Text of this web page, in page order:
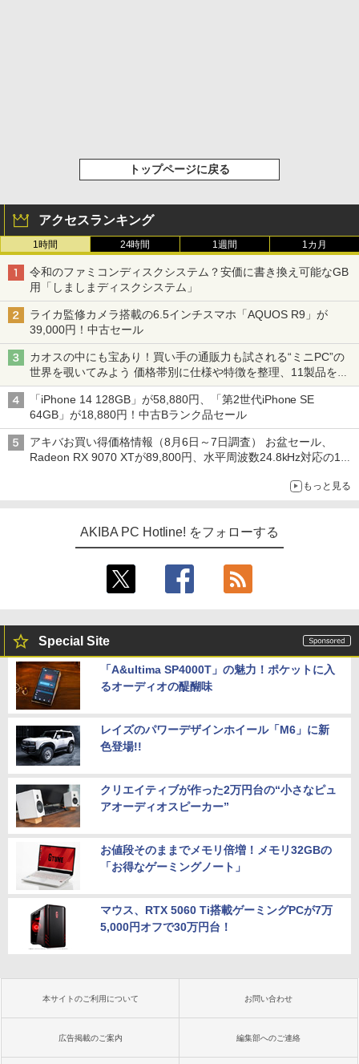
トップページに戻る
アクセスランキング
1時間 24時間 1週間 1カ月
令和のファミコンディスクシステム？安価に書き換え可能なGB
用「しましまディスクシステム」
ライカ監修カメラ搭載の6.5インチスマホ「AQUOS R9」が
39,000円！中古セール
カオスの中にも宝あり！買い手の通販力も試される“ミニPC”の
世界を覗いてみよう 価格帯別に仕様や特徴を整理、11製品をピ
ックアップ text by 石川 ひさよし
「iPhone 14 128GB」が58,880円、「第2世代iPhone SE
64GB」が18,880円！中古Bランク品セール
アキバお買い得価格情報（8月6日～7日調査） お盆セール、
Radeon RX 9070 XTが89,800円、水平周波数24.8kHz対応の17
もっと見る
AKIBA PC Hotline! をフォローする
Special Site
「A&ultima SP4000T」の魅力！ポケットに入
るオーディオの醍醐味
レイズのパワーデザインホイール「M6」に新
色登場!!
クリエイティブが作った2万円台の“小さなピュ
アオーディオスピーカー”
お値段そのままでメモリ倍増！メモリ32GBの
「お得なゲーミングノート」
マウス、RTX 5060 Ti搭載ゲーミングPCが7万
5,000円オフで30万円台！
本サイトのご利用について お問い合わせ
広告掲載のご案内 編集部へのご連絡